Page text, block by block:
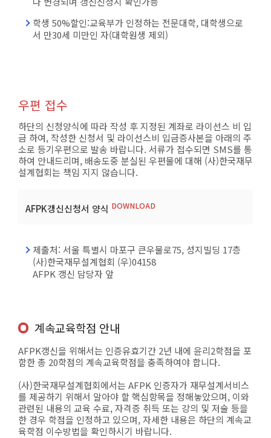
학생 50%할인:교육부가 인정하는 전문대학, 대학생으로
서 만30세 미만인 자(대학원생 제외)
우편 접수
하단의 신청양식에 따라 작성 후 지정된 계좌로 라이선스 비 입
금 하여, 작성한 신청서 및 라이선스비 입금증사본을 아래의 주
소로 등기우편으로 발송 바랍니다. 서류가 접수되면 SMS를 통
하여 안내드리며, 배송도중 분실된 우편물에 대해 (사)한국재무
설계협회는 책임 지지 않습니다.
AFPK갱신신청서 양식 DOWNLOAD
제출처: 서울 특별시 마포구 큰우물로75, 성지빌딩 17층
(사)한국재무설계협회 (우)04158
AFPK 갱신 담당자 앞
계속교육학점 안내
AFPK갱신을 위해서는 인증유효기간 2년 내에 윤리2학점을 포
함한 총 20학점의 계속교육학점을 충족하여야 합니다.
(사)한국재무설계협회에서는 AFPK 인증자가 재무설계서비스
를 제공하기 위해서 알아야 할 핵심항목을 정해놓았으며, 이와
관련된 내용의 교육 수료, 자격증 취득 또는 강의 및 저술 등을
한 경우 학점을 인정하고 있으며, 자세한 내용은 하단의 계속교
육학점 이수방법을 확인하시기 바랍니다.